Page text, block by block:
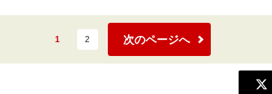
1 2 次のページへ